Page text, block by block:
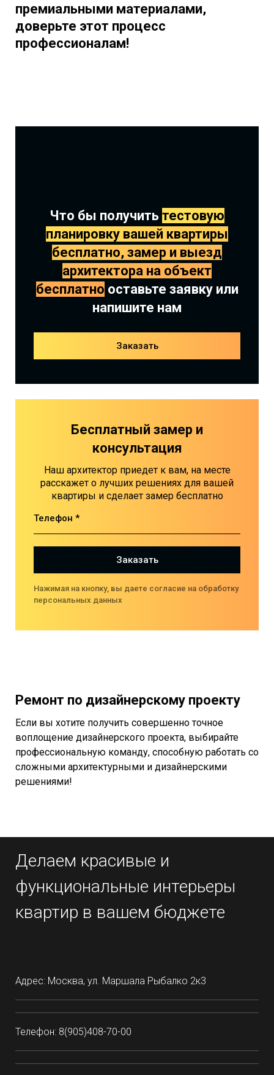
премиальными материалами,
доверьте этот процесс
профессионалам!
Что бы получить тестовую
планировку вашей квартиры
бесплатно, замер и выезд
архитектора на объект
бесплатно оставьте заявку или
напишите нам
Заказать
Бесплатный замер и
консультация
Наш архитектор приедет к вам, на месте
расскажет о лучших решениях для вашей
квартиры и сделает замер бесплатно
Телефон *
Заказать
Нажимая на кнопку, вы даете согласие на обработку
персональных данных
Ремонт по дизайнерскому проекту
Если вы хотите получить совершенно точное
воплощение дизайнерского проекта, выбирайте
профессиональную команду, способную работать со
сложными архитектурными и дизайнерскими
решениями!
Делаем красивые и
функциональные интерьеры
квартир в вашем бюджете
Адрес: Москва, ул. Маршала Рыбалко 2к3
Телефон: 8(905)408-70-00